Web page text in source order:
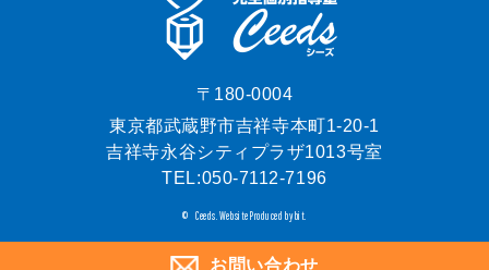
〒180-0004
東京都武蔵野市吉祥寺本町1-20-1
吉祥寺永谷シティプラザ1013号室
TEL:050-7112-7196
お問い合わせ
© Ceeds. Website Produced by bit.